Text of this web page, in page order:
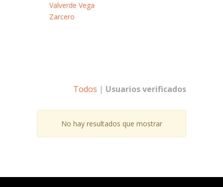
Valverde Vega
Zarcero
Todos | Usuarios verificados
No hay resultados que mostrar